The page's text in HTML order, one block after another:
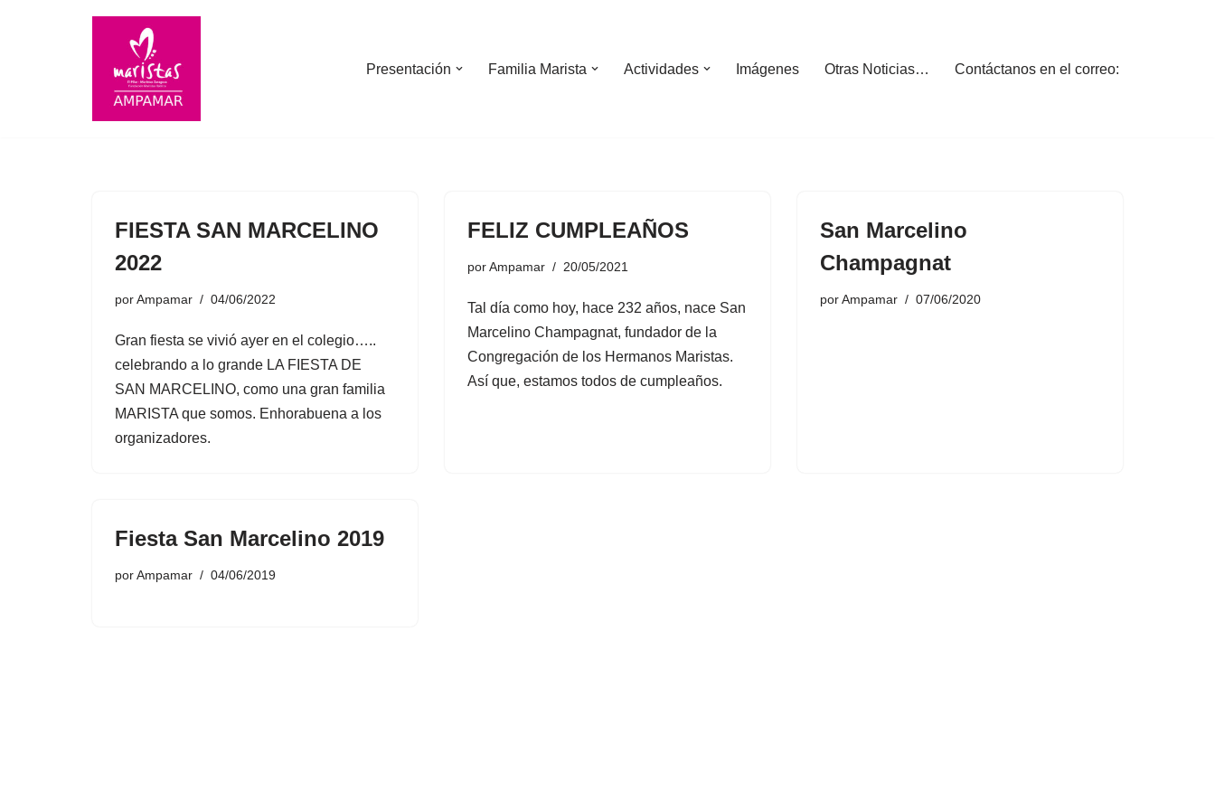
Presentación Familia Marista Actividades Imágenes Otras Noticias… Contáctanos en el correo:
FIESTA SAN MARCELINO
2022
porAmpamar 04/06/2022
Gran fiesta se vivió ayer en el colegio…..
celebrando a lo grande LA FIESTA DE
SAN MARCELINO, como una gran familia
MARISTA que somos. Enhorabuena a los
organizadores.
FELIZ CUMPLEAÑOS
porAmpamar 20/05/2021
Tal día como hoy, hace 232 años, nace San
Marcelino Champagnat, fundador de la
Congregación de los Hermanos Maristas.
Así que, estamos todos de cumpleaños.
San Marcelino
Champagnat
porAmpamar 07/06/2020
Fiesta San Marcelino 2019
porAmpamar 04/06/2019